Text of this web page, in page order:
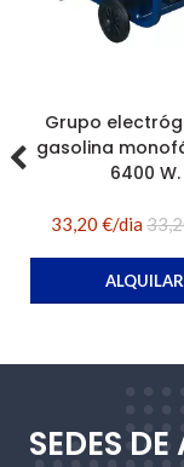
Grupo
gasolina
6400 W.
33,20 €/dia
ALQUILAR
SEDES